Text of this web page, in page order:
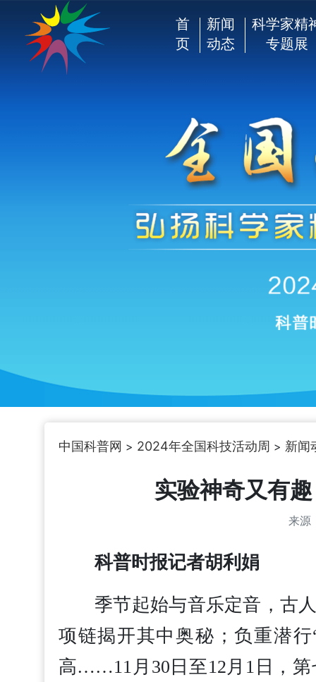
首
页
新闻
动态
科学家精
专题展
中国科普网 > 2024年全国科技活动周 > 新闻
实验神奇又有
来源
科普时报记者胡利娟
季节起始与音乐定音，古
项链揭开其中奥秘；负重潜
高……11月30日至12月1日，第